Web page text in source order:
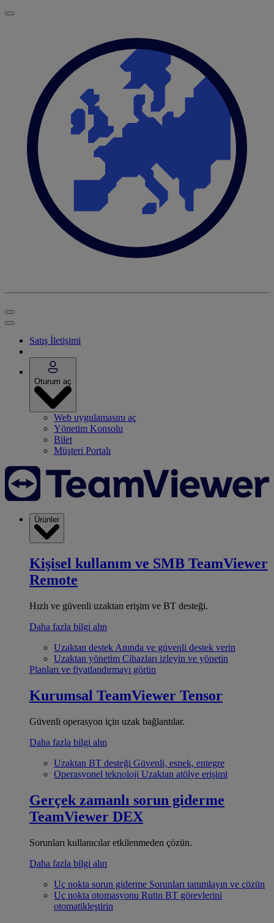
Satış İletişimi
Oturum aç
Web uygulamasını aç
Yönetim Konsolu
Bilet
Müşteri Portalı
Ürünler
Kişisel kullanım ve SMB TeamViewer
Remote
Hızlı ve güvenli uzaktan erişim ve BT desteği.
Daha fazla bilgi alın
Uzaktan destek Anında ve güvenli destek verin
Uzaktan yönetim Cihazları izleyin ve yönetin
Planları ve fiyatlandırmayı görün
Kurumsal TeamViewer Tensor
Güvenli operasyon için uzak bağlantılar.
Daha fazla bilgi alın
Uzaktan BT desteği Güvenli, esnek, entegre
Operasyonel teknoloji Uzaktan atölye erişimi
Gerçek zamanlı sorun giderme
TeamViewer DEX
Sorunları kullanıcılar etkilenmeden çözün.
Daha fazla bilgi alın
Uç nokta sorun giderme Sorunları tanımlayın ve çözün
Uç nokta otomasyonu Rutin BT görevlerini
otomatikleştirin